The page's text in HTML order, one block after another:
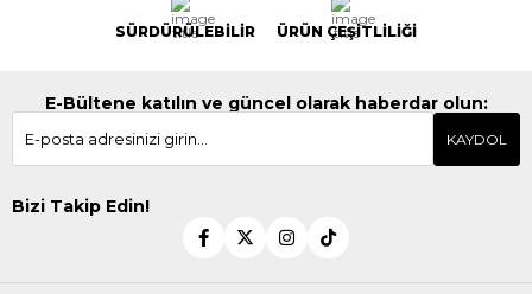
SÜRDÜRÜLEBİLİR ÜRÜN ÇEŞİTLİLİĞİ
E-Bültene katılın ve güncel olarak haberdar olun:
KAYDOL
Bizi Takip Edin!